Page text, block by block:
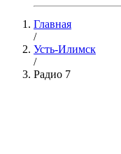
Главная
/
Усть-Илимск
/
Радио 7